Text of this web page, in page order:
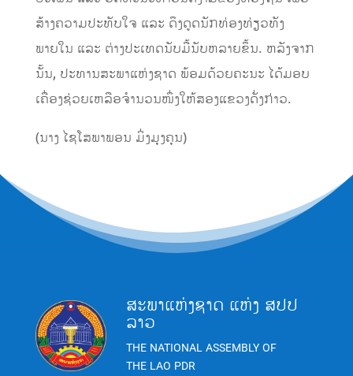
ສ້າງຄວາມປະທັບໃຈ ແລະ ດຶງດູດນັກທ່ອງທ່ຽວທັງ
ພາຍໃນ ແລະ ຕ່າງປະເທດນັບມື້ນັບຫລາຍຂຶ້ນ. ຫລັງຈາກ
ນັ້ນ, ປະທານສະພາແຫ່ງຊາດ ພ້ອມດ້ວຍຄະນະ ໄດ້ມອບ
ເຄື່ອງຊ່ວຍເຫລືອຈຳນວນໜຶ່ງໃຫ້ສອງແຂວງດັ່ງກ່າວ.
(ນາງ ໄຊໂສພາພອນ ມິ່ງມຸງຄຸນ)
ສະພາແຫ່ງຊາດ ແຫ່ງ ສປປ
ລາວ
THE NATIONAL ASSEMBLY OF
THE LAO PDR